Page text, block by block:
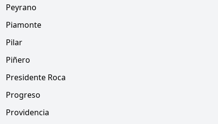
Peyrano
Piamonte
Pilar
Piñero
Presidente Roca
Progreso
Providencia